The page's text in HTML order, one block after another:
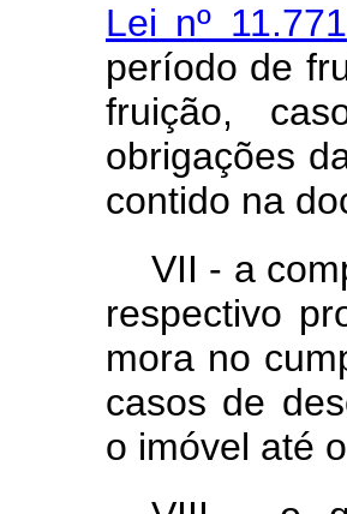
Lei nº
período de
fruição,
obrigações
contido na
VII - a
respectivo
mora no
casos de
o imóvel até